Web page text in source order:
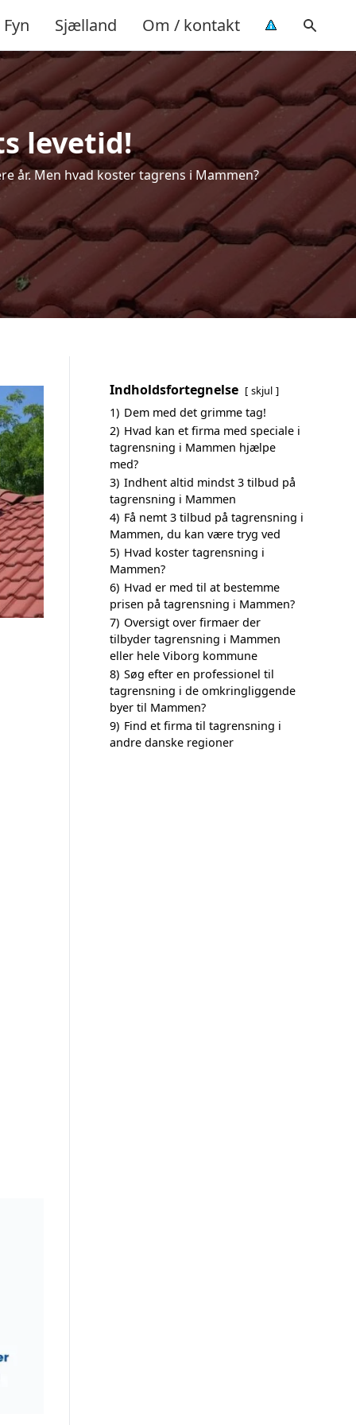
Fyn Sjælland Om / kontakt
levetid!
år. Men hvad koster tagrens i Mammen?
Indholdsfortegnelse skjul
1) Dem med det grimme tag!
2) Hvad kan et firma med speciale i
tagrensning i Mammen hjælpe
med?
3) Indhent altid mindst 3 tilbud på
tagrensning i Mammen
4) Få nemt 3 tilbud på tagrensning i
Mammen, du kan være tryg ved
5) Hvad koster tagrensning i
Mammen?
6) Hvad er med til at bestemme
prisen på tagrensning i Mammen?
7) Oversigt over firmaer der
tilbyder tagrensning i Mammen
eller hele Viborg kommune
8) Søg efter en professionel til
tagrensning i de omkringliggende
byer til Mammen?
9) Find et firma til tagrensning i
andre danske regioner